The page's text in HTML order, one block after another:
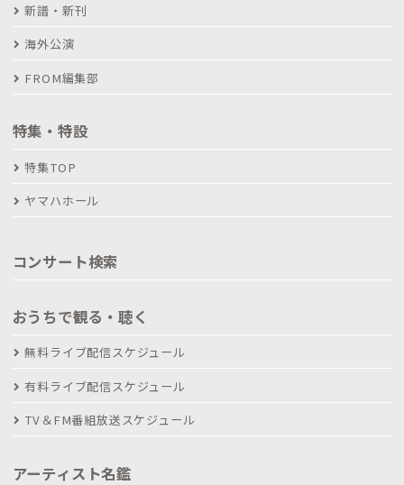
新譜・新刊
海外公演
FROM編集部
特集・特設
特集TOP
ヤマハホール
コンサート検索
おうちで観る・聴く
無料ライブ配信スケジュール
有料ライブ配信スケジュール
TV＆FM番組放送スケジュール
アーティスト名鑑